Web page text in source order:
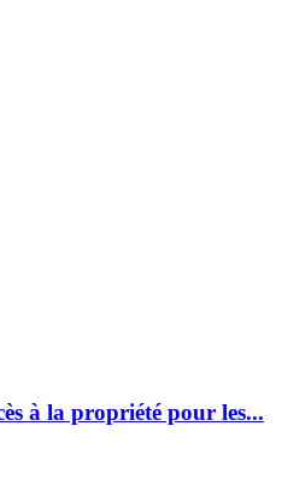
à la propriété pour les...